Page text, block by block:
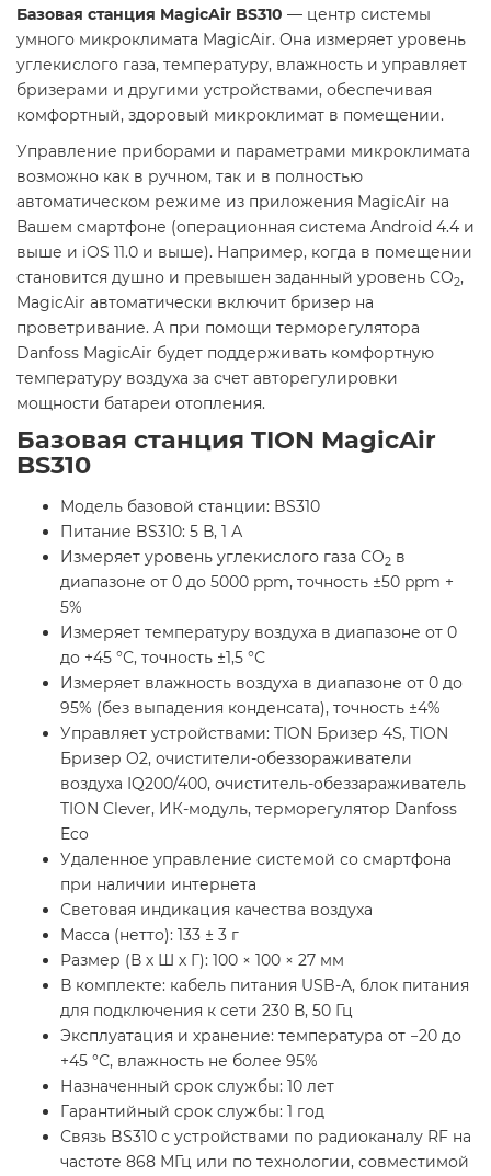
Базовая станция MagicAir BS310 — центр системы
умного микроклимата MagicAir. Она измеряет уровень
углекислого газа, температуру, влажность и управляет
бризерами и другими устройствами, обеспечивая
комфортный, здоровый микроклимат в помещении.
Управление приборами и параметрами микроклимата
возможно как в ручном, так и в полностью
автоматическом режиме из приложения MagicAir на
Вашем смартфоне (операционная система Android 4.4 и
выше и iOS 11.0 и выше). Например, когда в помещении
становится душно и превышен заданный уровень CO2,
MagicAir автоматически включит бризер на
проветривание. А при помощи терморегулятора
Danfoss MagicAir будет поддерживать комфортную
температуру воздуха за счет авторегулировки
мощности батареи отопления.
Базовая станция TION MagicAir
BS310
Модель базовой станции: BS310
Питание BS310: 5 В, 1 А
Измеряет уровень углекислого газа CO2 в
диапазоне от 0 до 5000 ppm, точность ±50 ppm +
5%
Измеряет температуру воздуха в диапазоне от 0
до +45 °С, точность ±1,5 °С
Измеряет влажность воздуха в диапазоне от 0 до
95% (без выпадения конденсата), точность ±4%
Управляет устройствами: TION Бризер 4S, TION
Бризер O2, очистители-обеззораживатели
воздуха IQ200/400, очиститель-обеззараживатель
TION Clever, ИК-модуль, терморегулятор Danfoss
Eco
Удаленное управление системой со смартфона
при наличии интернета
Световая индикация качества воздуха
Масса (нетто): 133 ± 3 г
Размер (В х Ш х Г): 100 × 100 × 27 мм
В комплекте: кабель питания USB-А, блок питания
для подключения к сети 230 В, 50 Гц
Эксплуатация и хранение: температура от −20 до
+45 °С, влажность не более 95%
Назначенный срок службы: 10 лет
Гарантийный срок службы: 1 год
Связь BS310 с устройствами по радиоканалу RF на
частоте 868 МГц или по технологии, совместимой